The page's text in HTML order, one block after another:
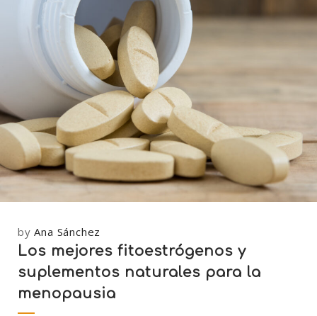
byAna Sánchez
Los mejores fitoestrógenos y
suplementos naturales para la
menopausia